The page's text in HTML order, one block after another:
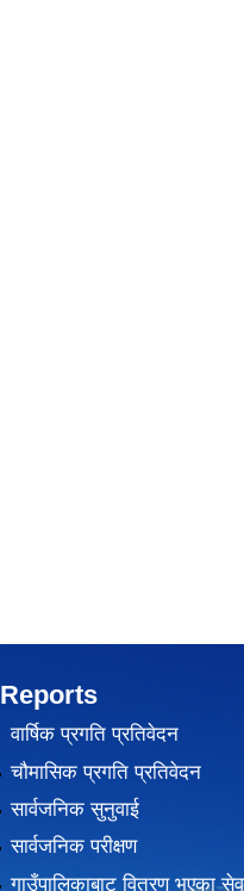
Reports
वार्षिक प्रगति प्रतिवेदन
चौमासिक प्रगति प्रतिवेदन
सार्वजनिक सुनुवाई
सार्वजनिक परीक्षण
गाउँपालिकाबाट वितरण भएका